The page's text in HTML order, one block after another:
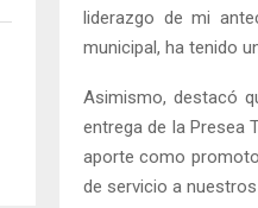
liderazgo de mi
municipal, ha tenido
Asimismo, destacó
entrega de la Presea
aporte como
de servicio a